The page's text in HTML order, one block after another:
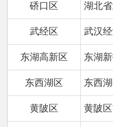
硚口区 湖北
武经区 武汉
东湖高新区 东湖
东西湖区 东西
黄陂区 黄陂